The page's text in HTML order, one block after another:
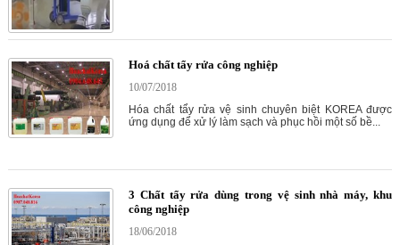
Hoá chất tẩy rửa công nghiệp
10/07/2018
Hóa chất tẩy rửa vệ sinh chuyên biệt KOREA được
ứng dụng để xử lý làm sạch và phục hồi một số bề...
3 Chất tẩy rửa dùng trong vệ sinh nhà máy, khu
công nghiệp
18/06/2018